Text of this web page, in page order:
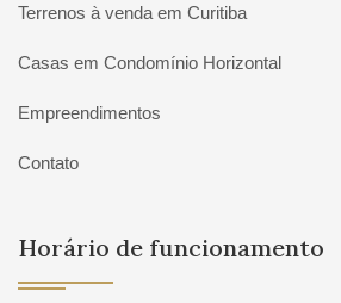
Terrenos à venda em Curitiba
Casas em Condomínio Horizontal
Empreendimentos
Contato
Horário de funcionamento